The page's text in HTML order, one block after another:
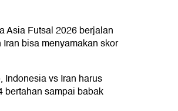
Asia Futsal 2026 berjalan
bisa menyamakan skor
Indonesia vs Iran harus
bertahan sampai babak